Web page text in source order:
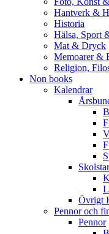
Hantverk &
Historia
Hälsa, Sport
Mat & Dryck
Memoarer &
Religion,
Non books
Kalendrar
Övrigt
Pennor och
Pennor